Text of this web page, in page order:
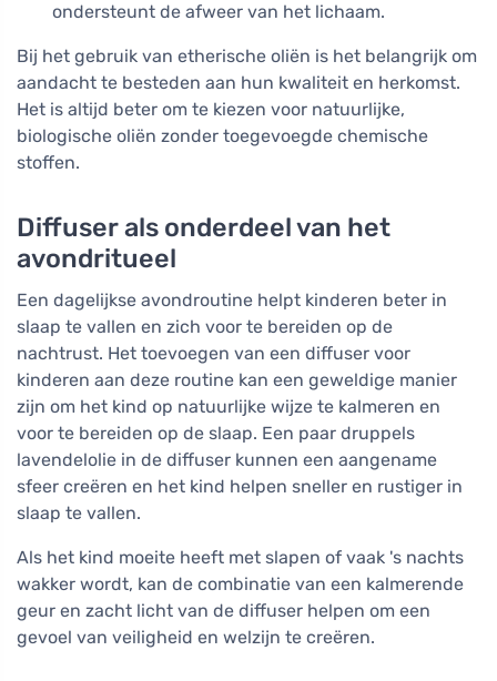
ondersteunt de afweer van het lichaam.
Bij het gebruik van etherische oliën is het belangrijk om
aandacht te besteden aan hun kwaliteit en herkomst.
Het is altijd beter om te kiezen voor natuurlijke,
biologische oliën zonder toegevoegde chemische
stoffen.
Diffuser als onderdeel van het
avondritueel
Een dagelijkse avondroutine helpt kinderen beter in
slaap te vallen en zich voor te bereiden op de
nachtrust. Het toevoegen van een diffuser voor
kinderen aan deze routine kan een geweldige manier
zijn om het kind op natuurlijke wijze te kalmeren en
voor te bereiden op de slaap. Een paar druppels
lavendelolie in de diffuser kunnen een aangename
sfeer creëren en het kind helpen sneller en rustiger in
slaap te vallen.
Als het kind moeite heeft met slapen of vaak 's nachts
wakker wordt, kan de combinatie van een kalmerende
geur en zacht licht van de diffuser helpen om een
gevoel van veiligheid en welzijn te creëren.